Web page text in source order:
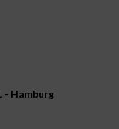
- Hamburg